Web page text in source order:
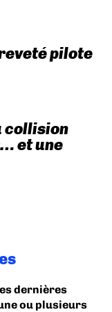
pilote
collision
et une
dernières
ou plusieurs